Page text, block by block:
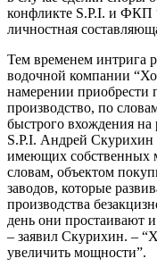
конфликте S.P.I. и ФКП
личностная
Тем временем интрига
водочной компании
намерении приобрести
производство, по
быстрого вхождения
S.P.I. Андрей Скурихин
имеющих собственных
словам, объектом
заводов, которые
производства
день они простаивают
– заявил Скурихин. –
увеличить мощности”.